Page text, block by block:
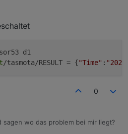
d1
/tasmota/RESULT = {"Time" :
0
sagen wo das problem bei mir liegt?